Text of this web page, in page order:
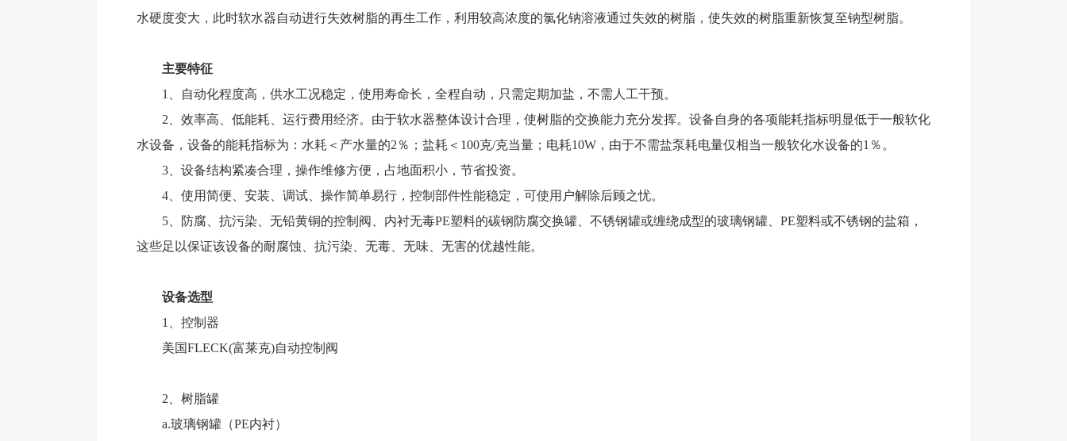
水硬度变大，此时软水器自动进行失效树脂的再生工作，利用较高浓度的氯化钠溶液通过失效的树脂，使失效的树脂重新恢复至钠型树脂。
主要特征
1、自动化程度高，供水工况稳定，使用寿命长，全程自动，只需定期加盐，不需人工干预。
2、效率高、低能耗、运行费用经济。由于软水器整体设计合理，使树脂的交换能力充分发挥。设备自身的各项能耗指标明显低于一般软化
水设备，设备的能耗指标为：水耗＜产水量的2％；盐耗＜100克/克当量；电耗10W，由于不需盐泵耗电量仅相当一般软化水设备的1％。
3、设备结构紧凑合理，操作维修方便，占地面积小，节省投资。
4、使用简便、安装、调试、操作简单易行，控制部件性能稳定，可使用户解除后顾之忧。
5、防腐、抗污染、无铅黄铜的控制阀、内衬无毒PE塑料的碳钢防腐交换罐、不锈钢罐或缠绕成型的玻璃钢罐、PE塑料或不锈钢的盐箱，
这些足以保证该设备的耐腐蚀、抗污染、无毒、无味、无害的优越性能。
设备选型
1、控制器
美国FLECK(富莱克)自动控制阀
2、树脂罐
a.玻璃钢罐（PE内衬）